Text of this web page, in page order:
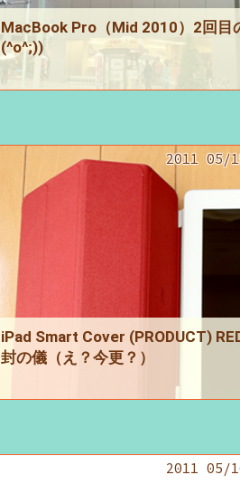
MacBook Pro（Mid 2010）2回目
(^o^;))
2011 05/
iPad Smart Cover (PRODUCT)
封の儀（え？今更？）
2011 05/